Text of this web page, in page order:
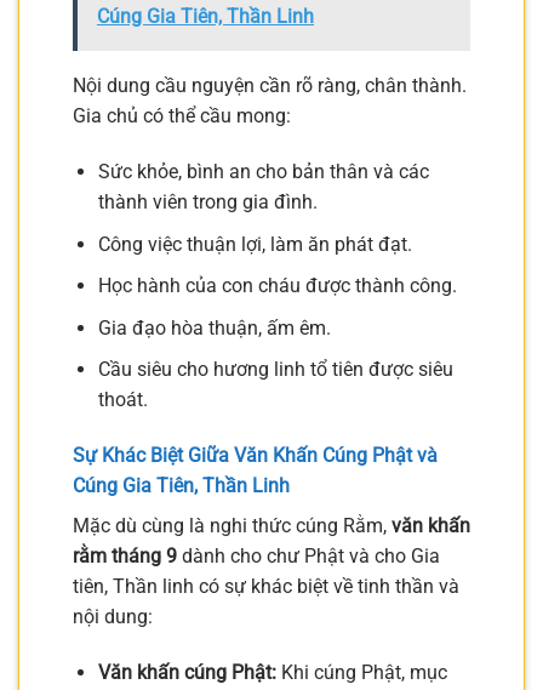
Cúng Gia Tiên, Thần Linh
Nội dung cầu nguyện cần rõ ràng, chân thành.
Gia chủ có thể cầu mong:
Sức khỏe, bình an cho bản thân và các
thành viên trong gia đình.
Công việc thuận lợi, làm ăn phát đạt.
Học hành của con cháu được thành công.
Gia đạo hòa thuận, ấm êm.
Cầu siêu cho hương linh tổ tiên được siêu
thoát.
Sự Khác Biệt Giữa Văn Khấn Cúng Phật và
Cúng Gia Tiên, Thần Linh
Mặc dù cùng là nghi thức cúng Rằm, văn khấn
rằm tháng 9 dành cho chư Phật và cho Gia
tiên, Thần linh có sự khác biệt về tinh thần và
nội dung:
Văn khấn cúng Phật:Khi cúng Phật, mục